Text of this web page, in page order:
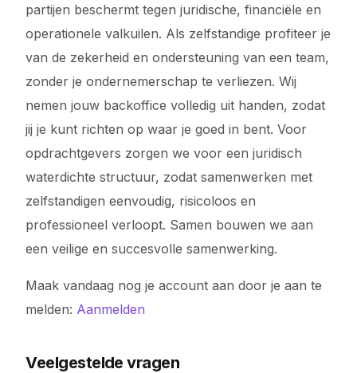
partijen beschermt tegen juridische, financiële en
operationele valkuilen. Als zelfstandige profiteer je
van de zekerheid en ondersteuning van een team,
zonder je ondernemerschap te verliezen. Wij
nemen jouw backoffice volledig uit handen, zodat
jij je kunt richten op waar je goed in bent. Voor
opdrachtgevers zorgen we voor een juridisch
waterdichte structuur, zodat samenwerken met
zelfstandigen eenvoudig, risicoloos en
professioneel verloopt. Samen bouwen we aan
een veilige en succesvolle samenwerking.
Maak vandaag nog je account aan door je aan te
melden: Aanmelden
Veelgestelde vragen